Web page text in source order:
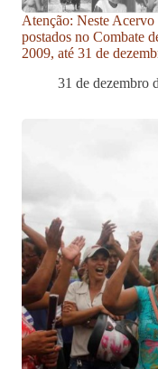
Atenção: Neste
postados no Combate
2009, até 31 de
31 de dezembro